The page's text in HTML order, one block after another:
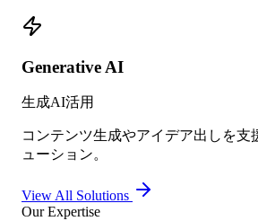
Generative AI
生成AI活用
コンテンツ生成やアイデア出しを支
ューション。
View All Solutions
Our Expertise